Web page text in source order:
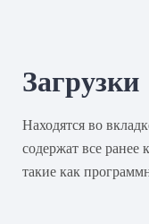
Загрузки
Находятся во
содержат все
такие как